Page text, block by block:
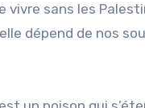
vivre sans les
dépend de nos